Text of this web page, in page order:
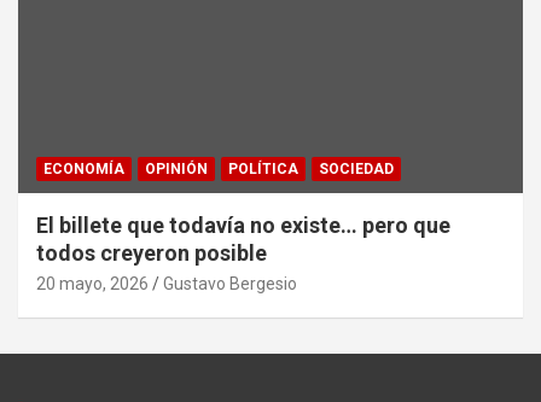
ECONOMÍA OPINIÓN POLÍTICA SOCIEDAD
El billete que todavía no existe… pero que
todos creyeron posible
20 mayo, 2026 Gustavo Bergesio